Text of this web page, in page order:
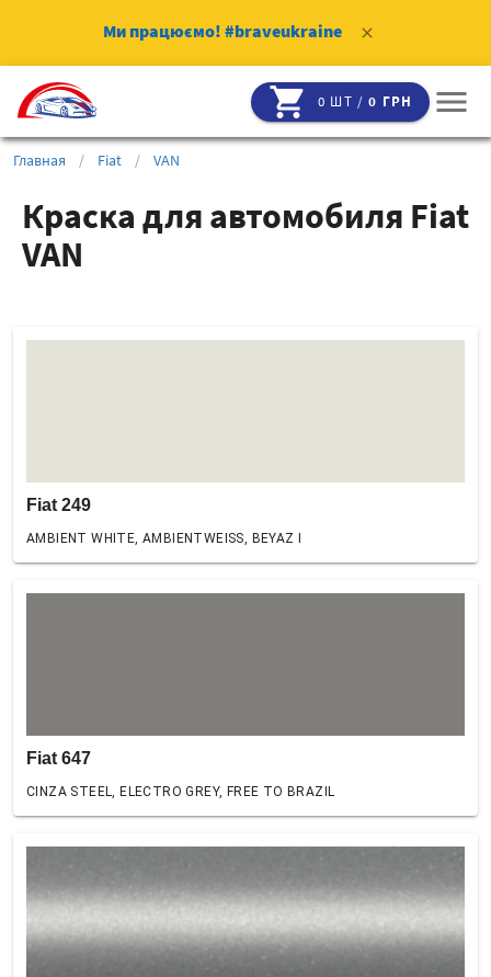
Ми працюємо! #braveukraine clear
shopping_cart 0 ШТ /0 ГРН menu
Главная / Fiat / VAN
Краска для автомобиля Fiat
VAN
Fiat 249
AMBIENT WHITE, AMBIENTWEISS, BEYAZ I
Fiat 647
CINZA STEEL, ELECTRO GREY, FREE TO BRAZIL